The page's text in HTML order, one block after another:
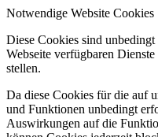
Notwendige Website Cookies
Diese Cookies sind
Webseite verfügbaren
stellen.
Da diese Cookies für die auf
und Funktionen unbedingt
Auswirkungen auf die